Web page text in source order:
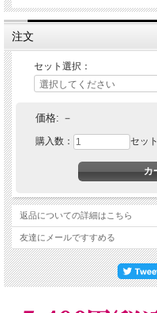
注文
セット選択：
価格: －
購入数： セット
返品についての詳細はこちら
友達にメールですすめる